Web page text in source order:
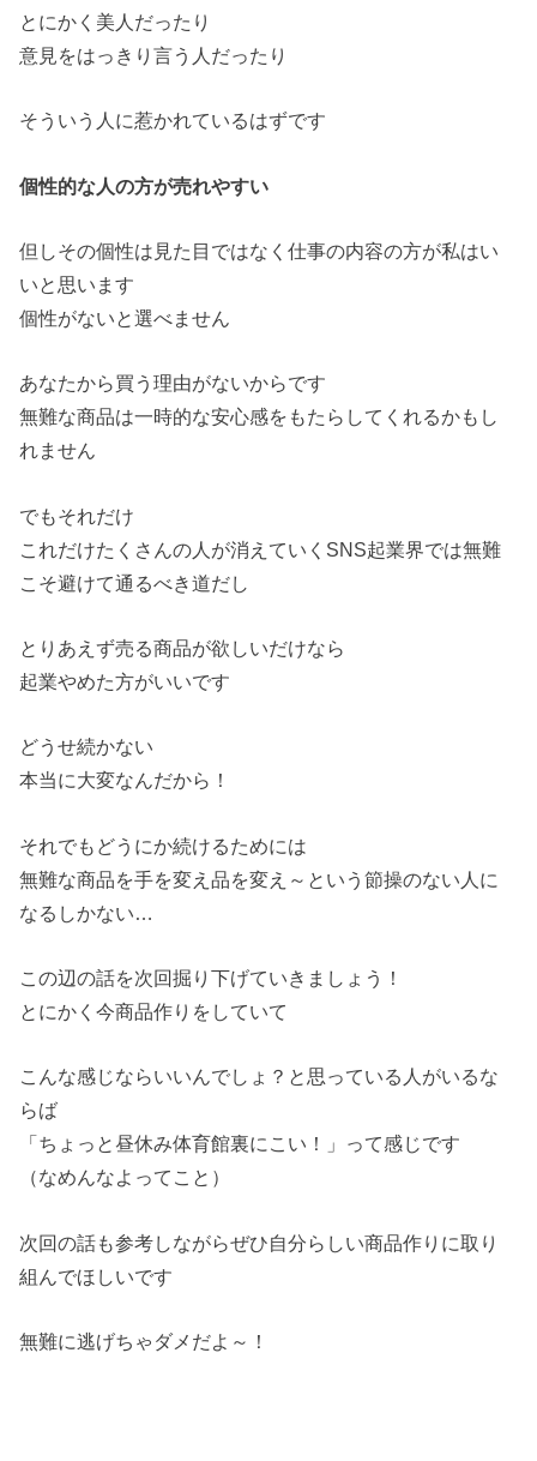
とにかく美人だったり
意見をはっきり言う人だったり
そういう人に惹かれているはずです
個性的な人の方が売れやすい
但しその個性は見た目ではなく仕事の内容の方が私はい
いと思います
個性がないと選べません
あなたから買う理由がないからです
無難な商品は一時的な安心感をもたらしてくれるかもし
れません
でもそれだけ
これだけたくさんの人が消えていくSNS起業界では無難
こそ避けて通るべき道だし
とりあえず売る商品が欲しいだけなら
起業やめた方がいいです
どうせ続かない
本当に大変なんだから！
それでもどうにか続けるためには
無難な商品を手を変え品を変え～という節操のない人に
なるしかない…
この辺の話を次回掘り下げていきましょう！
とにかく今商品作りをしていて
こんな感じならいいんでしょ？と思っている人がいるな
らば
「ちょっと昼休み体育館裏にこい！」って感じです
（なめんなよってこと）
次回の話も参考しながらぜひ自分らしい商品作りに取り
組んでほしいです
無難に逃げちゃダメだよ～！